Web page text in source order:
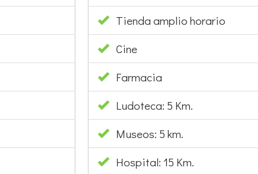
Tienda amplio horario
Cine
Farmacia
Ludoteca: 5 Km.
Museos: 5 km.
Hospital: 15 Km.